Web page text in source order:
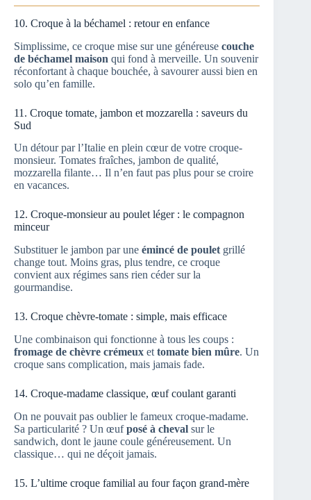
10. Croque à la béchamel : retour en enfance
Simplissime, ce croque mise sur une généreuse couche
de béchamel maison qui fond à merveille. Un souvenir
réconfortant à chaque bouchée, à savourer aussi bien en
solo qu’en famille.
11. Croque tomate, jambon et mozzarella : saveurs du
Sud
Un détour par l’Italie en plein cœur de votre croque-
monsieur. Tomates fraîches, jambon de qualité,
mozzarella filante… Il n’en faut pas plus pour se croire
en vacances.
12. Croque-monsieur au poulet léger : le compagnon
minceur
Substituer le jambon par une émincé de poulet grillé
change tout. Moins gras, plus tendre, ce croque
convient aux régimes sans rien céder sur la
gourmandise.
13. Croque chèvre-tomate : simple, mais efficace
Une combinaison qui fonctionne à tous les coups :
fromage de chèvre crémeux et tomate bien mûre. Un
croque sans complication, mais jamais fade.
14. Croque-madame classique, œuf coulant garanti
On ne pouvait pas oublier le fameux croque-madame.
Sa particularité ? Un œufposé à cheval sur le
sandwich, dont le jaune coule généreusement. Un
classique… qui ne déçoit jamais.
15. L’ultime croque familial au four façon grand-mère